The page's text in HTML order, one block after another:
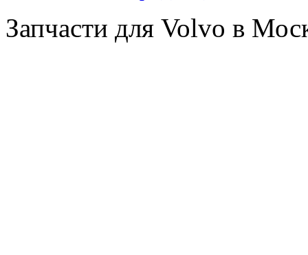
Запчасти для Volvo в